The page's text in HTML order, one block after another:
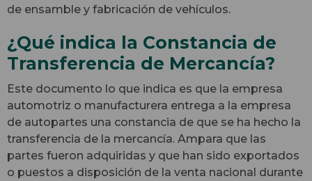
de ensamble y fabricación de vehículos.
¿Qué indica la Constancia de
Transferencia de Mercancía?
Este documento lo que indica es que la empresa
automotriz o manufacturera entrega a la empresa
de autopartes una constancia de que se ha hecho la
transferencia de la mercancía. Ampara que las
partes fueron adquiridas y que han sido exportados
o puestos a disposición de la venta nacional durante